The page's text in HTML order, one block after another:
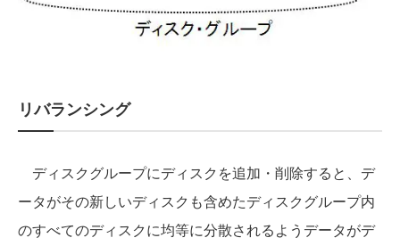
リバランシング
ディスクグループにディスクを追加・削除すると、デ
ータがその新しいディスクも含めたディスクグループ内
のすべてのディスクに均等に分散されるようデータがデ